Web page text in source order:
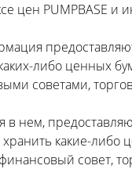
цен PUMPBASE и
либо ценных
советами,
нем,
какие-
совет,